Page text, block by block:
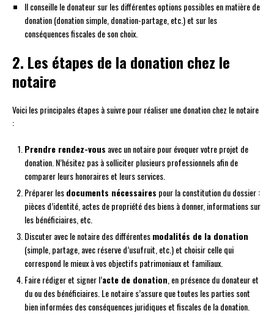
Il conseille le donateur sur les différentes options possibles en matière de
donation (donation simple, donation-partage, etc.) et sur les
conséquences fiscales de son choix.
2. Les étapes de la donation chez le
notaire
Voici les principales étapes à suivre pour réaliser une donation chez le notaire
:
Prendre rendez-vous avec un notaire pour évoquer votre projet de
donation. N’hésitez pas à solliciter plusieurs professionnels afin de
comparer leurs honoraires et leurs services.
Préparer lesdocuments nécessaires pour la constitution du dossier :
pièces d’identité, actes de propriété des biens à donner, informations sur
les bénéficiaires, etc.
Discuter avec le notaire des différentesmodalités de la donation
(simple, partage, avec réserve d’usufruit, etc.) et choisir celle qui
correspond le mieux à vos objectifs patrimoniaux et familiaux.
Faire rédiger et signer l’acte de donation, en présence du donateur et
du ou des bénéficiaires. Le notaire s’assure que toutes les parties sont
bien informées des conséquences juridiques et fiscales de la donation.